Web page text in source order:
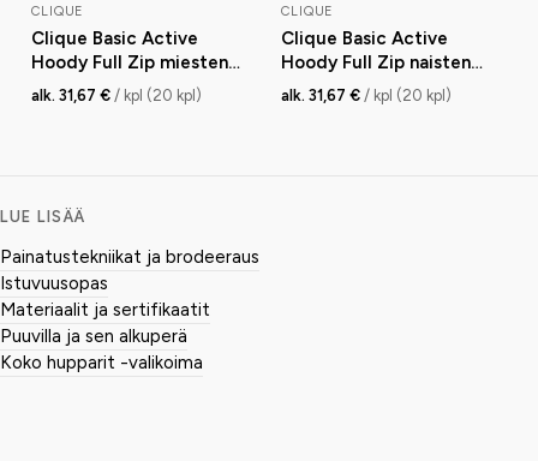
CLIQUE
Clique Basic Active
Hoody Full Zip miesten
huppari
alk. 31,67 € / kpl (20 kpl)
CLIQUE
Clique Basic Active
Hoody Full Zip naisten
huppari
alk. 31,67 € / kpl (20 kpl)
LUE LISÄÄ
Painatustekniikat ja brodeeraus
Istuvuusopas
Materiaalit ja sertifikaatit
Puuvilla ja sen alkuperä
Koko hupparit -valikoima